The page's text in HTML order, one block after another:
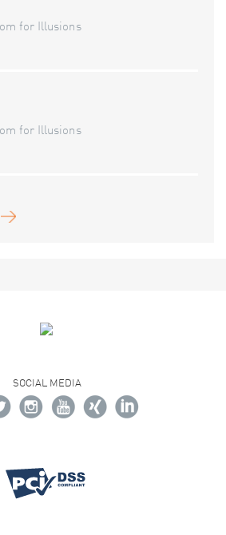
for Illusions
for Illusions
SOCIAL MEDIA